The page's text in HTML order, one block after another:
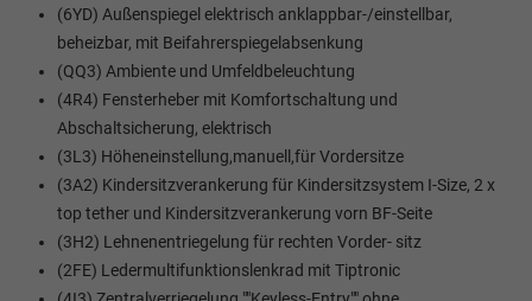
(6YD) Außenspiegel elektrisch anklappbar-/einstellbar,
beheizbar, mit Beifahrerspiegelabsenkung
(QQ3) Ambiente und Umfeldbeleuchtung
(4R4) Fensterheber mit Komfortschaltung und
Abschaltsicherung, elektrisch
(3L3) Höheneinstellung,manuell,für Vordersitze
(3A2) Kindersitzverankerung für Kindersitzsystem I-Size, 2 x
top tether und Kindersitzverankerung vorn BF-Seite
(3H2) Lehnenentriegelung für rechten Vorder- sitz
(2FE) Ledermultifunktionslenkrad mit Tiptronic